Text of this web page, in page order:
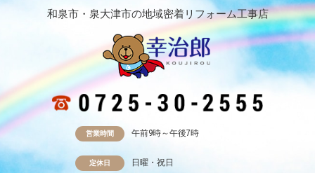
和泉市・泉大津市の地域密着リフォーム工事店
営業時間 午前9時～午後7時
定休日 日曜・祝日